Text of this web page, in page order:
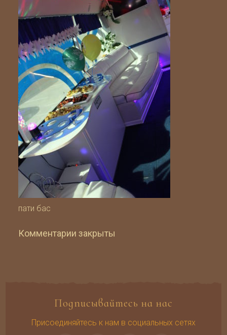
пати бас
Комментарии закрыты
Подписывайтесь на нас
Присоединяйтесь к нам в социальных сетях